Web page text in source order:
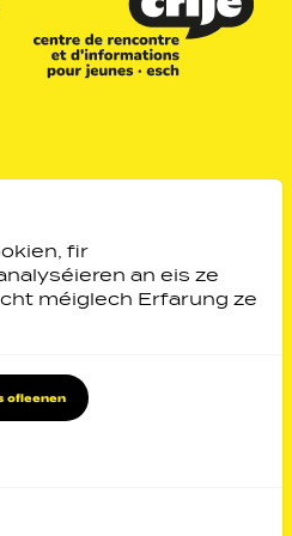
fir
an eis ze
méiglech Erfarung ze
ofleenen
by